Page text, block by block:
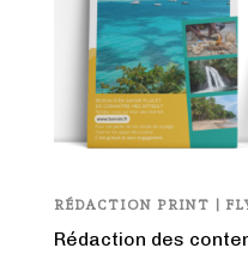
RÉDACTION PRINT |
Rédaction des